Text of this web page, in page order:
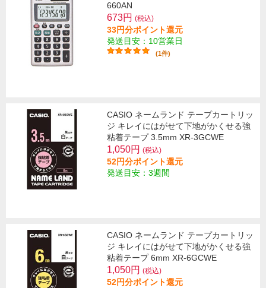
660AN
673円 (税込)
33円分ポイント還元
発送目安：10営業日
(1件)
CASIO ネームランド テープカートリッ
ジ キレイにはがせて下地がかくせる強
粘着テープ 3.5mm XR-3GCWE
1,050円 (税込)
52円分ポイント還元
発送目安：3週間
CASIO ネームランド テープカートリッ
ジ キレイにはがせて下地がかくせる強
粘着テープ 6mm XR-6GCWE
1,050円 (税込)
52円分ポイント還元